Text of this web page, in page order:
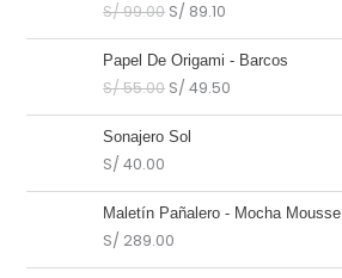
S/99.00 original
era:
S/ 99.00.
S/ 89.10
es:
S/ 89.10.
Papel De Origami - Barcos
S/55.00
El
precio
original
era:
S/ 55.00.
S/ 49.50
El
precio
es:
Sonajero Sol
S/ 40.00
Maletín Pañalero - Mocha Mousse
S/ 289.00